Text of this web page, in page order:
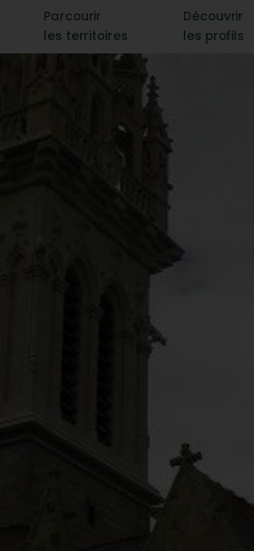
Parcourir
les territoires
Découvrir
les profils